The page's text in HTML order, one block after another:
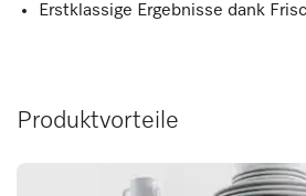
Erstklassige Ergebnisse dank
Produktvorteile